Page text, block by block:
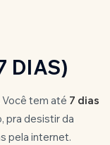
DIAS)
tem até 7 dias
pra desistir da
pela internet.